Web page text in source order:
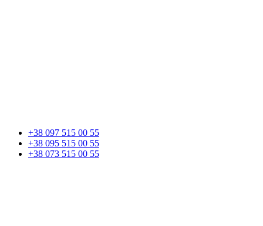
+38 097 515 00 55
+38 095 515 00 55
+38 073 515 00 55